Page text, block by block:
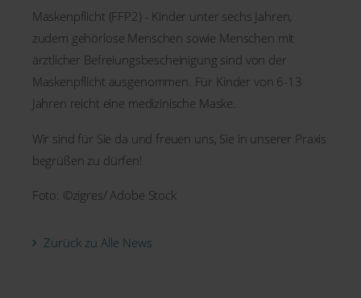
Maskenpflicht (FFP2) - Kinder unter sechs Jahren,
zudem gehörlose Menschen sowie Menschen mit
ärztlicher Befreiungsbescheinigung sind von der
Maskenpflicht ausgenommen. Für Kinder von 6-13
Jahren reicht eine medizinische Maske.
Wir sind für Sie da und freuen uns, Sie in unserer Praxis
begrüßen zu dürfen!
Foto: ©zigres/ Adobe Stock
Zurück zu Alle News